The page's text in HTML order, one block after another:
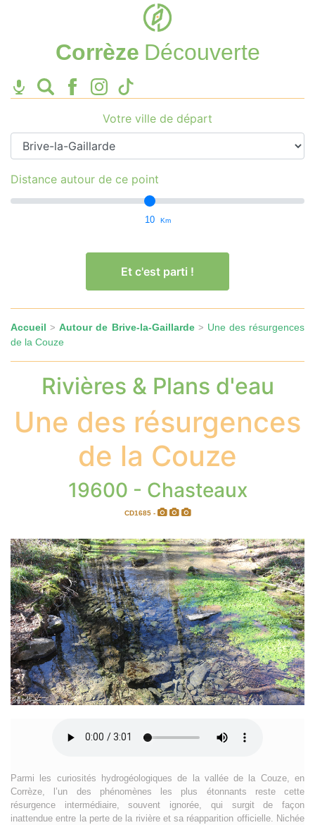
Corrèze Découverte
Votre ville de départ
Distance autour de ce point
10 Km
Et c'est parti !
Accueil >Autour de Brive-la-Gaillarde > Une des résurgences
de la Couze
Rivières & Plans d'eau
Une des résurgences
de la Couze
19600 - Chasteaux
CD1685 -
Parmi les curiosités hydrogéologiques de la vallée de la Couze, en
Corrèze, l’un des phénomènes les plus étonnants reste cette
résurgence intermédiaire, souvent ignorée, qui surgit de façon
inattendue entre la perte de la rivière et sa réapparition officielle. Nichée